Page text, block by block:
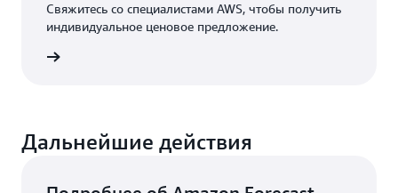
Свяжитесь со специалистами AWS, чтобы получить
индивидуальное ценовое предложение.
Дальнейшие действия